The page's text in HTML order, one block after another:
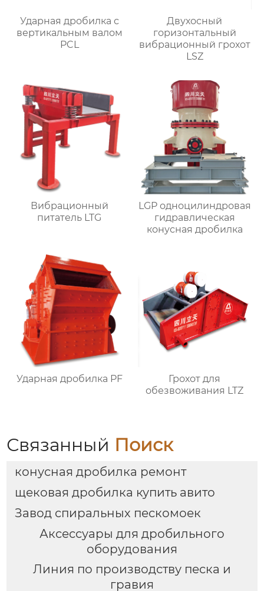
Ударная дробилка с
вертикальным валом
PCL
Двухосный
горизонтальный
вибрационный грохот
LSZ
Вибрационный
питатель LTG
LGP одноцилиндровая
гидравлическая
конусная дробилка
Ударная дробилка PF
Грохот для
обезвоживания LTZ
Связанный Поиск
конусная дробилка ремонт
щековая дробилка купить авито
Завод спиральных пескомоек
Аксессуары для дробильного
оборудования
Линия по производству песка и
гравия